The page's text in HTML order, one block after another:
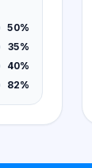
50%
35%
40%
82%